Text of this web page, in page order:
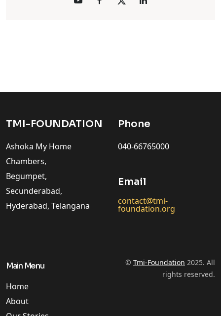
TMI-FOUNDATION
Ashoka My Home
Chambers,
Begumpet,
Secunderabad,
Hyderabad, Telangana
Phone
040-66765000
Email
contact@tmi-
foundation.org
Main Menu
Home
About
© Tmi-Foundation 2025. All
rights reserved.